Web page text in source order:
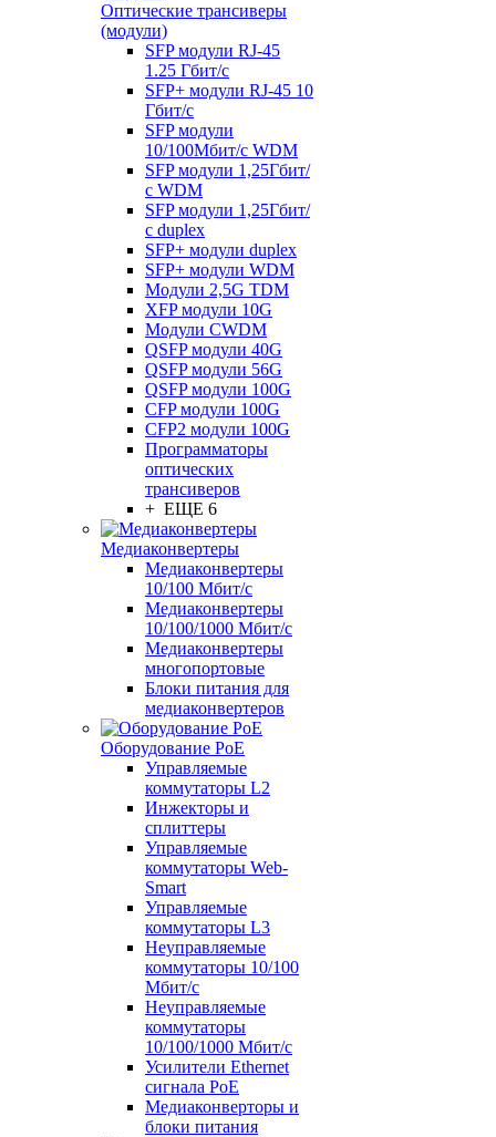
Оптические трансиверы
(модули)
SFP модули RJ-45
1.25 Гбит/c
SFP+ модули RJ-45 10
Гбит/c
SFP модули
10/100Мбит/с WDM
SFP модули 1,25Гбит/
с WDM
SFP модули 1,25Гбит/
с duplex
SFP+ модули duplex
SFP+ модули WDM
Модули 2,5G TDM
XFP модули 10G
Модули CWDM
QSFP модули 40G
QSFP модули 56G
QSFP модули 100G
CFP модули 100G
CFP2 модули 100G
Программаторы
оптических
трансиверов
+ ЕЩЕ 6
Медиаконвертеры
Медиаконвертеры
10/100 Мбит/с
Медиаконвертеры
10/100/1000 Мбит/c
Медиаконвертеры
многопортовые
Блоки питания для
медиаконвертеров
Оборудование PoE
Управляемые
коммутаторы L2
Инжекторы и
сплиттеры
Управляемые
коммутаторы Web-
Smart
Управляемые
коммутаторы L3
Неуправляемые
коммутаторы 10/100
Мбит/с
Неуправляемые
коммутаторы
10/100/1000 Мбит/с
Усилители Ethernet
сигнала PoE
Медиаконверторы и
блоки питания